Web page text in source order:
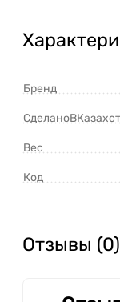
Бренд
Вес
Код
Отзывы (0)